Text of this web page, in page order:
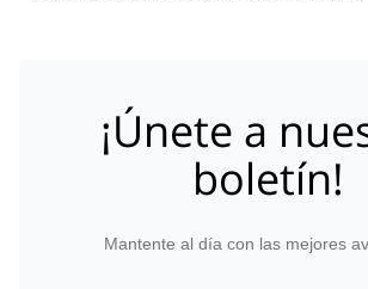
¡Únete a
boletín!
Mantente al día con las mejores